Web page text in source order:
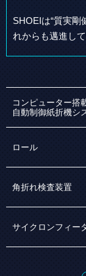
SHOEIは“質実剛
れからも邁進して
コンピューター搭
自動制御紙折機シ
ロール
角折れ検査装置
サイクロンフィー